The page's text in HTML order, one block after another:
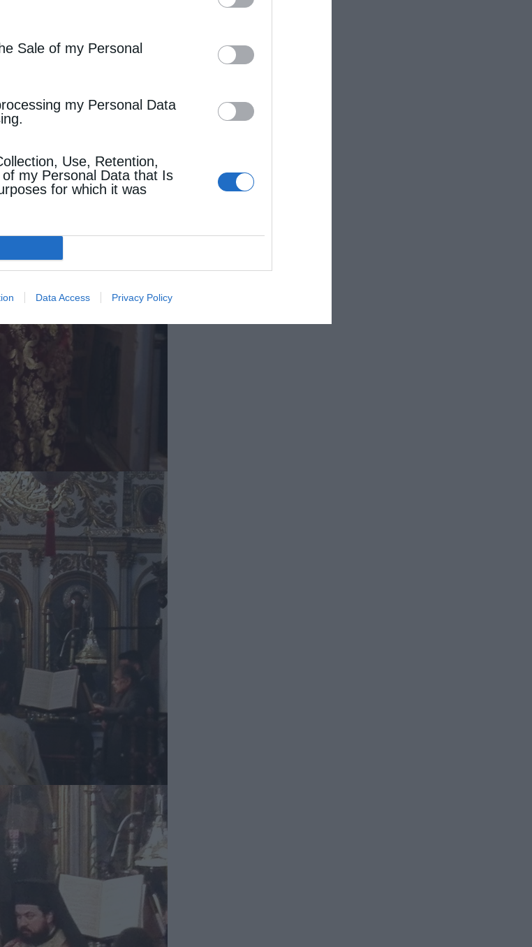
Sale of my Personal
my Personal Data
Use, Retention,
my Personal Data that Is
for which it was
Data Access Privacy Policy